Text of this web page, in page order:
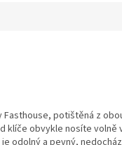
potištěná z
klíče obvykle nosíte volně
odolný a pevný,